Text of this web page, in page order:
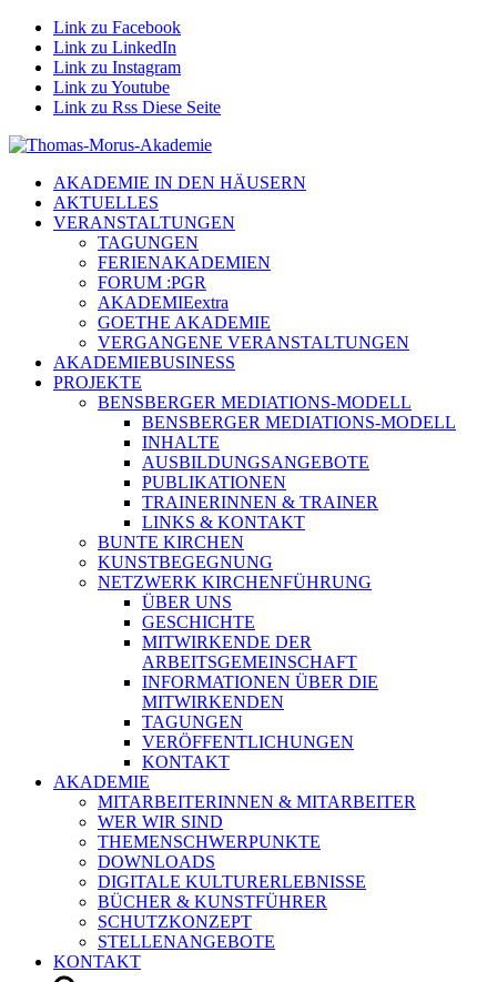
Link zu Facebook
Link zu LinkedIn
Link zu Instagram
Link zu Youtube
Link zu Rss Diese Seite
AKADEMIE IN DEN HÄUSERN
AKTUELLES
VERANSTALTUNGEN
TAGUNGEN
FERIENAKADEMIEN
FORUM :PGR
AKADEMIEextra
GOETHE AKADEMIE
VERGANGENE VERANSTALTUNGEN
AKADEMIEBUSINESS
PROJEKTE
BENSBERGER MEDIATIONS-MODELL
BENSBERGER MEDIATIONS-MODELL
INHALTE
AUSBILDUNGSANGEBOTE
PUBLIKATIONEN
TRAINERINNEN & TRAINER
LINKS & KONTAKT
BUNTE KIRCHEN
KUNSTBEGEGNUNG
NETZWERK KIRCHENFÜHRUNG
ÜBER UNS
GESCHICHTE
MITWIRKENDE DER
ARBEITSGEMEINSCHAFT
INFORMATIONEN ÜBER DIE
MITWIRKENDEN
TAGUNGEN
VERÖFFENTLICHUNGEN
KONTAKT
AKADEMIE
MITARBEITERINNEN & MITARBEITER
WER WIR SIND
THEMENSCHWERPUNKTE
DOWNLOADS
DIGITALE KULTURERLEBNISSE
BÜCHER & KUNSTFÜHRER
SCHUTZKONZEPT
STELLENANGEBOTE
KONTAKT